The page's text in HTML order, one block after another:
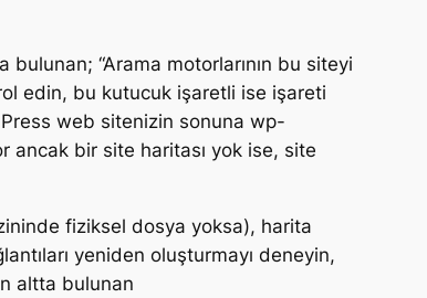
bulunan; “Arama motorlarının bu siteyi
edin, bu kutucuk işaretli ise işareti
web sitenizin sonuna wp-
ancak bir site haritası yok ise, site
fiziksel dosya yoksa), harita
yeniden oluşturmayı deneyin,
altta bulunan